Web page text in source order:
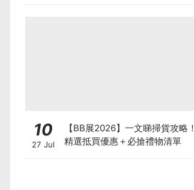
10
27 Jul
【BB展2026】一文睇掃貨攻略！
精選抵買優惠＋必搶禮物清單